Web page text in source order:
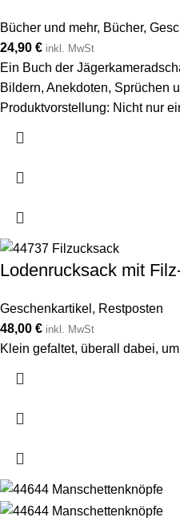
Bücher und mehr, Bücher,
24,90 € inkl. MwSt
Ein Buch der
Bildern, Anekdoten, Sprüchen
Produktvorstellung: Nicht nur
Lodenrucksack mit
Geschenkartikel , Restposten
48,00 € inkl. MwSt
Klein gefaltet, überall dabei,